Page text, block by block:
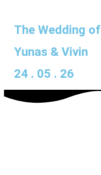
The Wedding of
Yunas & Vivin
24 . 05 . 26